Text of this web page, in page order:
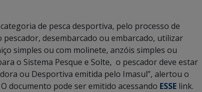
de pesca desportiva, pelo processo de
desembarcado ou embarcado, utilizar
simples ou com molinete, anzóis simples ou
o Sistema Pesque e Solte, o pescador deve estar
ou Desportiva emitida pelo Imasul”, alertou o
documento pode ser emitido acessando ESSE link.